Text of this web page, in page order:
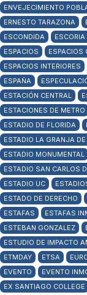
ENVEJECIMIENTO
ERNESTO TARAZONA
ESCONDIDA
ESCORIA
ESPACIOS
ESPACIOS
ESPACIOS INTERIORES
ESPAÑA
ESTACIÓN CENTRAL
ESTACIONES DE METRO
ESTADIO DE FLORIDA
ESTADIO LA GRANJA DE
ESTADIO MONUMENTAL
ESTADIO SAN CARLOS
ESTADIO UC
ESTADO DE DERECHO
ESTAFAS
ESTAFAS
ESTEBAN GONZALEZ
ESTUDIO DE IMPACTO
ETMDAY
ETSA
EVENTO
EVENTO
EX SANTIAGO COLLEGE